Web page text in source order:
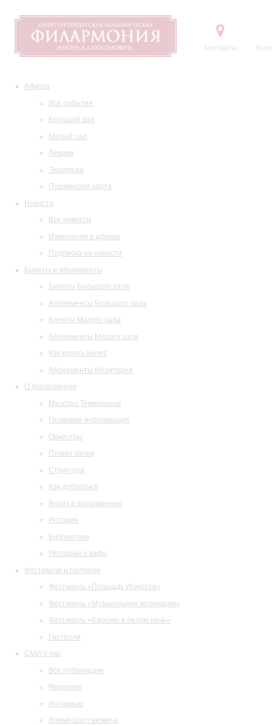
Контакты
Афиша
Все события
Большой зал
Малый зал
Лекции
Экскурсии
Пушкинская карта
Новости
Все новости
Изменения в афише
Подписка на новости
Билеты и абонементы
Билеты Большого зала
Абонементы Большого зала
Билеты Малого зала
Абонементы Малого зала
Как купить билет
Абонементы Музитория
О филармонии
Маэстро Темирканов
Правовая информация
Оркестры
Планы залов
Структура
Как добраться
Визит в филармонию
История
Библиотека
Ресторан и кафе
Фестивали и гастроли
Фестиваль «Площадь Искусств»
Фестиваль «Музыкальная коллекция»
Фестиваль «Барокко в белую ночь»
Гастроли
СМИ о нас
Все публикации
Рецензии
Интервью
Время Шостаковича